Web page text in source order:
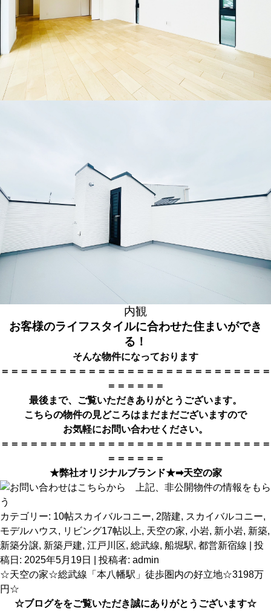
内観
お客様のライフスタイルに合わせた住まいができ
る！
そんな物件になっております
＝＝＝＝＝＝＝＝＝＝＝＝＝＝＝＝＝＝＝＝＝＝＝＝＝＝＝＝
＝＝＝＝＝＝
最後まで、ご覧いただきありがとうございます。
こちらの物件の見どころはまだまだございますので
お気軽にお問い合わせください。
＝＝＝＝＝＝＝＝＝＝＝＝＝＝＝＝＝＝＝＝＝＝＝＝＝＝＝＝
＝＝＝＝＝＝
★弊社オリジナルブランド★➡天空の家
カテゴリー: 10帖スカイバルコニー, 2階建, スカイバルコニー,
モデルハウス, リビング17帖以上, 天空の家, 小岩, 新小岩, 新築,
新築分譲, 新築戸建, 江戸川区, 総武線, 船堀駅, 都営新宿線 | 投
稿日: 2025年5月19日 投稿者: admin
☆天空の家☆総武線「本八幡駅」徒歩圏内の好立地☆3198万
円☆
☆ブログををご覧いただき誠にありがとうございます☆